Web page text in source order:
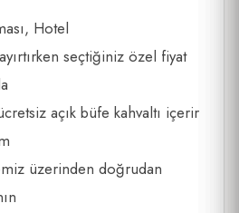
Hotel
seçtiğiniz özel fiyat
açık büfe kahvaltı içerir
üzerinden doğrudan